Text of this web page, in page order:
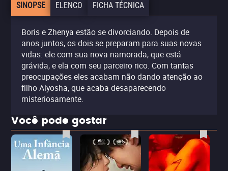
SINOPSE ELENCO FICHA TÉCNICA
Boris e Zhenya estão se divorciando. Depois de
anos juntos, os dois se preparam para suas novas
vidas: ele com sua nova namorada, que está
grávida, e ela com seu parceiro rico. Com tantas
preocupações eles acabam não dando atenção ao
filho Alyosha, que acaba desaparecendo
misteriosamente.
Você pode gostar